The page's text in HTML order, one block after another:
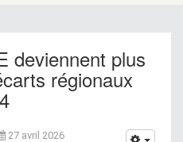
deviennent plus
régionaux
27 avril 2026